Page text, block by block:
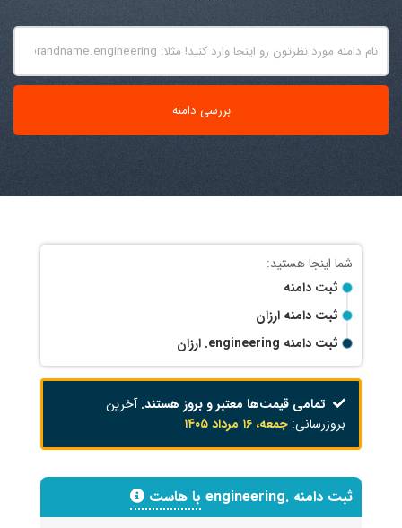
ثبت دامنه
ثبت دامنه ارزان
ثبت دامنه .engineering ارزان
تمامی قیمت‌ها معتبر و بروز هستند.آخرین
بروزرسانی: جمعه، ۱۶ مرداد ۱۴۰۵
ثبت دامنه .engineering با هاست